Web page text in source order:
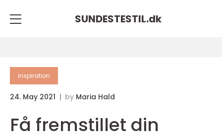
SUNDESTESTIL.dk
inspiration
24. May 2021 by Maria Hald
Få fremstillet din